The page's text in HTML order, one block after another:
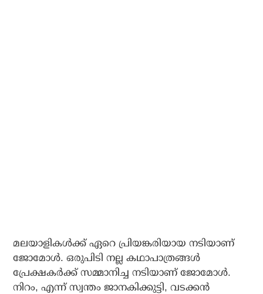
മലയാളികൾക്ക് ഏറെ പ്രിയങ്കരിയായ നടിയാണ്
ജോമോൾ. ഒരുപിടി നല്ല കഥാപാത്രങ്ങൾ
പ്രേക്ഷകർക്ക് സമ്മാനിച്ച നടിയാണ് ജോമോൾ.
നിറം, എന്ന് സ്വന്തം ജാനകിക്കുട്ടി, വടക്കൻ